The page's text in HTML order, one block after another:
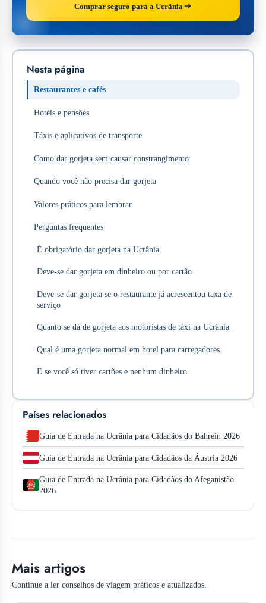
Comprar seguro para a Ucrânia
Nesta página
Restaurantes e cafés
Hotéis e pensões
Táxis e aplicativos de transporte
Como dar gorjeta sem causar constrangimento
Quando você não precisa dar gorjeta
Valores práticos para lembrar
Perguntas frequentes
É obrigatório dar gorjeta na Ucrânia
Deve-se dar gorjeta em dinheiro ou por cartão
Deve-se dar gorjeta se o restaurante já acrescentou taxa de
serviço
Quanto se dá de gorjeta aos motoristas de táxi na Ucrânia
Qual é uma gorjeta normal em hotel para carregadores
E se você só tiver cartões e nenhum dinheiro
Países relacionados
Guia de Entrada na Ucrânia para Cidadãos do Bahrein 2026
Guia de Entrada na Ucrânia para Cidadãos da Áustria 2026
Guia de Entrada na Ucrânia para Cidadãos do Afeganistão
2026
Mais artigos
Continue a ler conselhos de viagem práticos e atualizados.